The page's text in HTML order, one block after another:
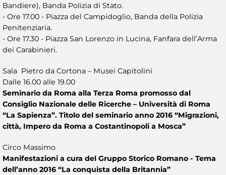
Bandiere), Banda Polizia di Stato.
- Ore 17.00 - Piazza del Campidoglio, Banda della Polizia
Penitenziaria.
- Ore 17.30 - Piazza San Lorenzo in Lucina, Fanfara dell’Arma
dei Carabinieri.
Sala Pietro da Cortona – Musei Capitolini
Dalle 16.00 alle 19.00
Seminario da Roma alla Terza Roma promosso dal
Consiglio Nazionale delle Ricerche – Università di Roma
“La Sapienza”. Titolo del seminario anno 2016 “Migrazioni,
città, Impero da Roma a Costantinopoli a Mosca”
Circo Massimo
Manifestazioni a cura del Gruppo Storico Romano - Tema
dell’anno 2016 “La conquista della Britannia”